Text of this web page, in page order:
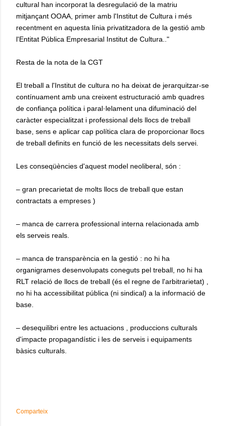
cultural han incorporat la desregulació de la matriu
mitjançant OOAA, primer amb l'Institut de Cultura i més
recentment en aquesta línia privatitzadora de la gestió amb
l'Entitat Pública Empresarial Institut de Cultura.."
Resta de la nota de la CGT
El treball a l'Institut de cultura no ha deixat de jerarquitzar-se
contínuament amb una creixent estructuració amb quadres
de confiança política i paral·lelament una difuminació del
caràcter especialitzat i professional dels llocs de treball
base, sens e aplicar cap política clara de proporcionar llocs
de treball definits en funció de les necessitats dels servei.
Les conseqüències d'aquest model neoliberal, són :
– gran precarietat de molts llocs de treball que estan
contractats a empreses )
– manca de carrera professional interna relacionada amb
els serveis reals.
– manca de transparència en la gestió : no hi ha
organigrames desenvolupats coneguts pel treball, no hi ha
RLT relació de llocs de treball (és el regne de l'arbitrarietat) ,
no hi ha accessibilitat pública (ni sindical) a la informació de
base.
– desequilibri entre les actuacions , produccions culturals
d'impacte propagandístic i les de serveis i equipaments
bàsics culturals.
Comparteix